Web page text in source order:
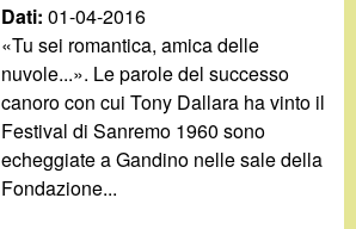
Dati:01-04-2016
«Tu sei romantica, amica delle
nuvole...». Le parole del successo
canoro con cui Tony Dallara ha vinto il
Festival di Sanremo 1960 sono
echeggiate a Gandino nelle sale della
Fondazione...